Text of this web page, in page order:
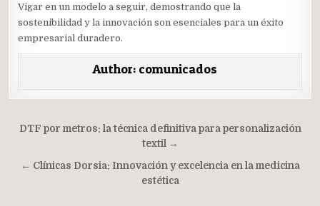
Vigar en un modelo a seguir, demostrando que la
sostenibilidad y la innovación son esenciales para un éxito
empresarial duradero.
Author: comunicados
Navegación
entradas
DTF por metros: la técnica definitiva para personalización
textil →
← Clínicas Dorsia: Innovación y excelencia en la medicina
estética